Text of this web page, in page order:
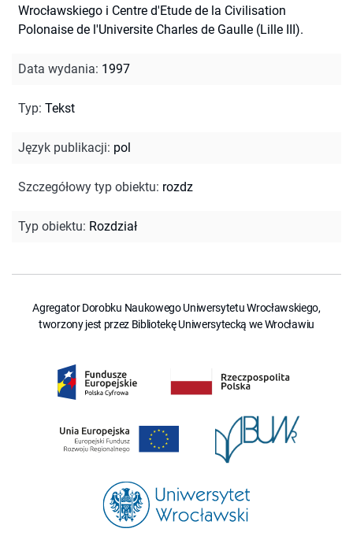
Wrocławskiego i Centre d'Etude de la Civilisation
Polonaise de l'Universite Charles de Gaulle (Lille III).
Data wydania: 1997
Typ: Tekst
Język publikacji: pol
Szczegółowy typ obiektu: rozdz
Typ obiektu: Rozdział
Agregator Dorobku Naukowego Uniwersytetu Wrocławskiego,
tworzony jest przez Bibliotekę Uniwersytecką we Wrocławiu